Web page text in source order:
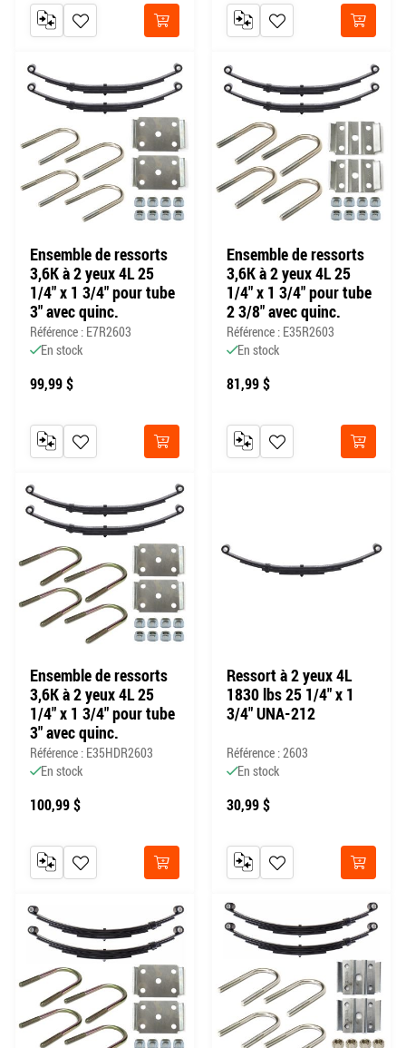
Acheter
AJOUTER À MA LISTE DE SOUHAITS
AJOUTER AU COMPARATEUR Acheter
AJOUTER À MA LISTE DE
AJOUTER AU COMPARATEUR
Ensemble de ressorts
3,6K à 2 yeux 4L 25
1/4" x 1 3/4" pour tube
3" avec quinc.
Référence : E7R2603
En stock
99,99 $
Acheter
AJOUTER À MA LISTE DE SOUHAITS
AJOUTER AU COMPARATEUR
Ensemble de ressorts
3,6K à 2 yeux 4L 25
1/4" x 1 3/4" pour tube
2 3/8" avec quinc.
Référence : E35R2603
En stock
81,99 $
Acheter
AJOUTER À MA LISTE DE
AJOUTER AU COMPARATEUR
Ensemble de ressorts
3,6K à 2 yeux 4L 25
1/4" x 1 3/4" pour tube
3" avec quinc.
Référence : E35HDR2603
En stock
100,99 $
Acheter
AJOUTER À MA LISTE DE SOUHAITS
AJOUTER AU COMPARATEUR
Ressort à 2 yeux 4L
1830 lbs 25 1/4" x 1
3/4" UNA-212
Référence : 2603
En stock
30,99 $
Acheter
AJOUTER À MA LISTE DE
AJOUTER AU COMPARATEUR